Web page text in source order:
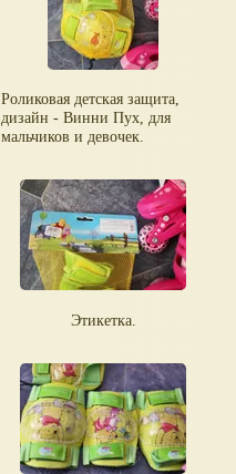
Роликовая детская защита,
дизайн - Винни Пух, для
мальчиков и девочек.
Этикетка.